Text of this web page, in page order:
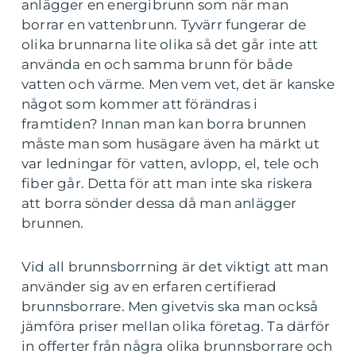
anlägger en energibrunn som när man
borrar en vattenbrunn. Tyvärr fungerar de
olika brunnarna lite olika så det går inte att
använda en och samma brunn för både
vatten och värme. Men vem vet, det är kanske
något som kommer att förändras i
framtiden? Innan man kan borra brunnen
måste man som husägare även ha märkt ut
var ledningar för vatten, avlopp, el, tele och
fiber går. Detta för att man inte ska riskera
att borra sönder dessa då man anlägger
brunnen.
Vid all brunnsborrning är det viktigt att man
använder sig av en erfaren certifierad
brunnsborrare. Men givetvis ska man också
jämföra priser mellan olika företag. Ta därför
in offerter från några olika brunnsborrare och